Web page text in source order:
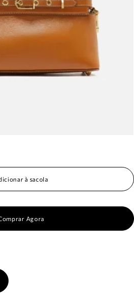
à sacola
Agora